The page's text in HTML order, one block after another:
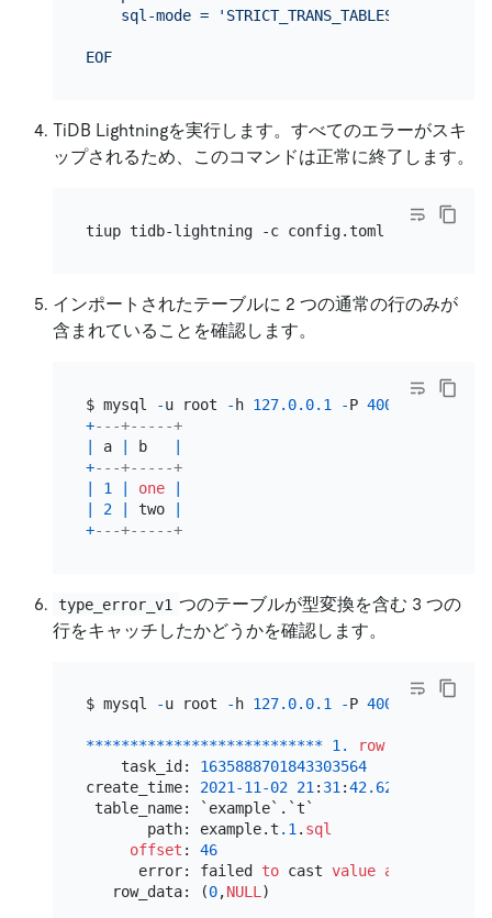
sql-mode =
EOF
TiDB Lightningを実行します。すべてのエラーがスキ
ップされるため、このコマンドは正常に終了します。
インポートされたテーブルに 2 つの通常の行のみが
含まれていることを確認します。
$ mysql -u root - h 127.0.0.1 -P 4000
+---+-----+
a b
+---+-----+
1 one
2 two
+---+-----+
type_error_v1 つのテーブルが型変換を含む 3 つの
行をキャッチしたかどうかを確認します。
$ mysql -u root - h 127.0.0.1 -P 4000
*************************** 1. row
    task_id:
1635888701843303564
create_time: 2021 -11 -02 21 : 31 :42.620090
table_name: `example`.`t`
       path: example.t
.1 . sql
offset : 46
      error: failed
to cast value as
   row_data: (
0,NULL )